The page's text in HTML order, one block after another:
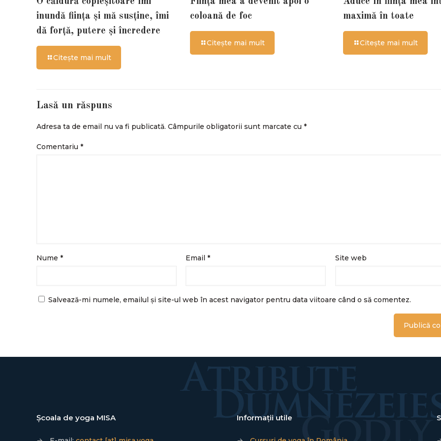
inundă ființa și mă susține, îmi
dă forță, putere și încredere
Citește mai mult
coloană de foc
Citește mai mult
maximă în toate
Citește mai mult
Lasă un răspuns
Adresa ta de email nu va fi publicată. Câmpurile obligatorii sunt marcate cu *
Comentariu *
Nume * Email* Site web
Salvează-mi numele, emailul și site-ul web în acest navigator pentru data viitoare când o să comentez.
Școala de yoga MISA Informații utile